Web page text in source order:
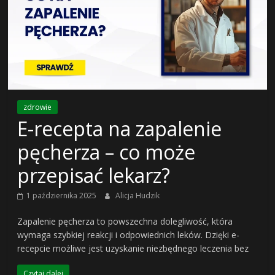
finansach
i
życiu
po
pracy
wealth4living
finanse,
zdrowie
E-recepta na zapalenie
pęcherza – co może
przepisać lekarz?
1 października 2025 Alicja Hudzik
Zapalenie pęcherza to powszechna dolegliwość, która
wymaga szybkiej reakcji i odpowiednich leków. Dzięki e-
recepcie możliwe jest uzyskanie niezbędnego leczenia bez